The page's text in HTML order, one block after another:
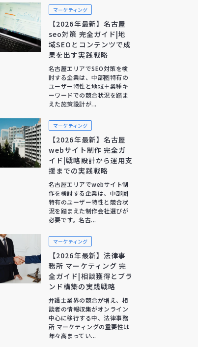
マーケティング
【2026年最新】名古屋
seo対策 完全ガイド|地
域SEOとコンテンツで成
果を出す実践戦略
名古屋エリアでSEO対策を検
討する企業は、中部圏特有の
ユーザー特性と地域＋業種キ
ーワードでの競合状況を踏ま
えた施策設計が...
マーケティング
【2026年最新】名古屋
webサイト制作 完全ガ
イド|戦略設計から運用支
援までの実践戦略
名古屋エリアでwebサイト制
作を検討する企業は、中部圏
特有のユーザー特性と競合状
況を踏まえた制作会社選びが
必要です。名古...
マーケティング
【2026年最新】法律事
務所 マーケティング 完
全ガイド|相談獲得とブラ
ンド構築の実践戦略
弁護士業界の競合が増え、相
談者の情報収集がオンライン
中心に移行する中、法律事務
所 マーケティングの重要性は
年々高まってい...